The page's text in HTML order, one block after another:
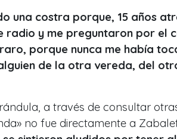
una costra porque, 15 años
radio y me preguntaron por el
porque nunca me había
de la otra vereda, del
a través de consultar
no fue directamente a